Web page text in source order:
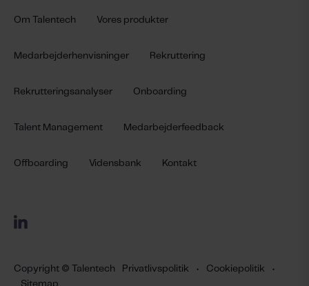
Om Talentech Vores produkter
Medarbejderhenvisninger Rekruttering
Rekrutteringsanalyser Onboarding
Talent Management Medarbejderfeedback
Offboarding Vidensbank Kontakt
Copyright © Talentech Privatlivspolitik • Cookiepolitik
•
Sitemap